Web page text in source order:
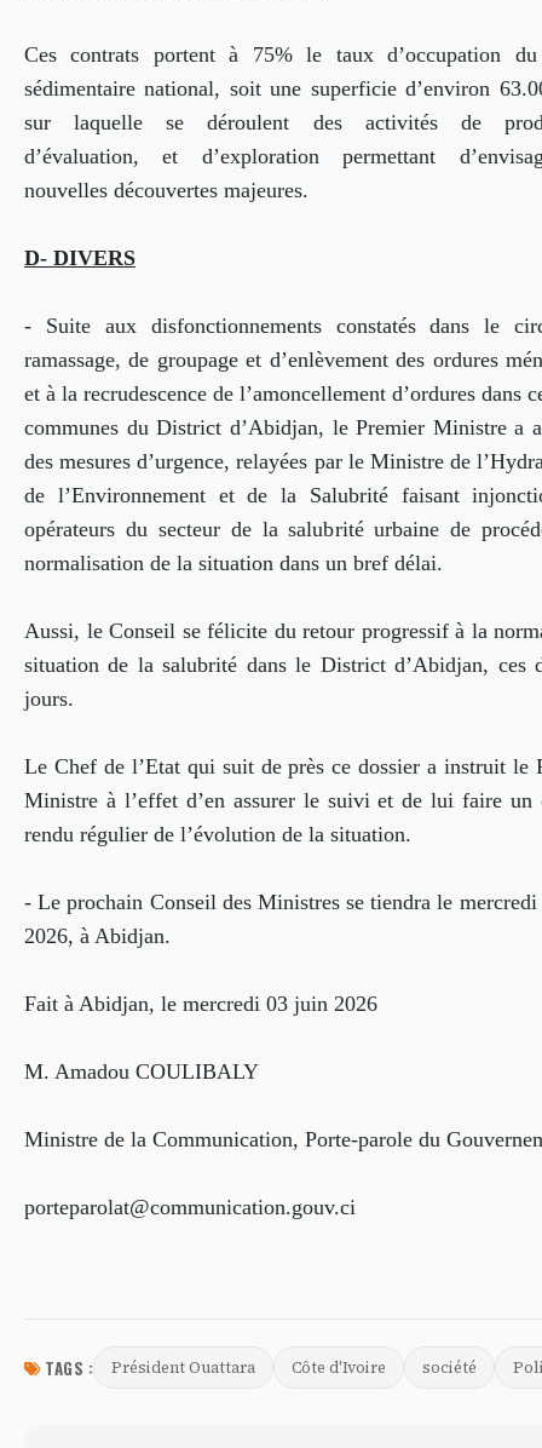
Ces contrats portent à 75% le taux d’occupation du
sédimentaire national, soit une superficie d’environ
sur laquelle se déroulent des activités de
d’évaluation, et d’exploration permettant
nouvelles découvertes majeures.
D- DIVERS
- Suite aux disfonctionnements constatés dans le
ramassage, de groupage et d’enlèvement des ordures
et à la recrudescence de l’amoncellement d’ordures dans
communes du District d’Abidjan, le Premier Ministre a
des mesures d’urgence, relayées par le Ministre de
de l’Environnement et de la Salubrité faisant
opérateurs du secteur de la salubrité urbaine de
normalisation de la situation dans un bref délai.
Aussi, le Conseil se félicite du retour progressif à la
situation de la salubrité dans le District d’Abidjan, ces
jours.
Le Chef de l’Etat qui suit de près ce dossier a instruit le
Ministre à l’effet d’en assurer le suivi et de lui faire un
rendu régulier de l’évolution de la situation.
- Le prochain Conseil des Ministres se tiendra le
2026, à Abidjan.
Fait à Abidjan, le mercredi 03 juin 2026
M. Amadou COULIBALY
Ministre de la Communication, Porte-parole du
porteparolat@communication.gouv.ci
TAGS : Président Ouattara Côte d'Ivoire société